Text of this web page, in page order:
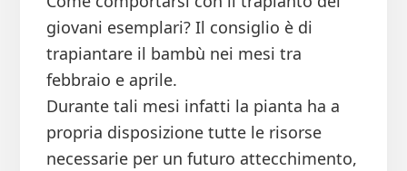
giovani esemplari? Il consiglio è di
trapiantare il bambù nei mesi tra
febbraio e aprile.
Durante tali mesi infatti la pianta ha a
propria disposizione tutte le risorse
necessarie per un futuro attecchimento,